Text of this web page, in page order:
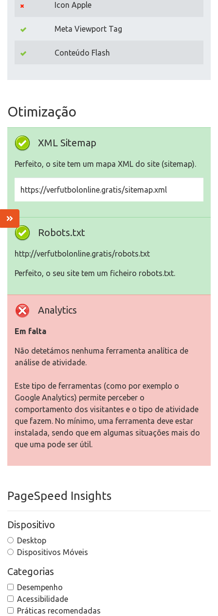
Icon Apple
Meta Viewport Tag
Conteúdo Flash
Otimização
XML Sitemap
Perfeito, o site tem um mapa XML do site (sitemap).
https://verfutbolonline.gratis/sitemap.xml
Robots.txt
http://verfutbolonline.gratis/robots.txt
Perfeito, o seu site tem um ficheiro robots.txt.
Analytics
Em falta
Não detetámos nenhuma ferramenta analítica de
análise de atividade.
Este tipo de ferramentas (como por exemplo o
Google Analytics) permite perceber o
comportamento dos visitantes e o tipo de atividade
que fazem. No mínimo, uma ferramenta deve estar
instalada, sendo que em algumas situações mais do
que uma pode ser útil.
PageSpeed Insights
Dispositivo
Desktop
Dispositivos Móveis
Categorias
Desempenho
Acessibilidade
Práticas recomendadas